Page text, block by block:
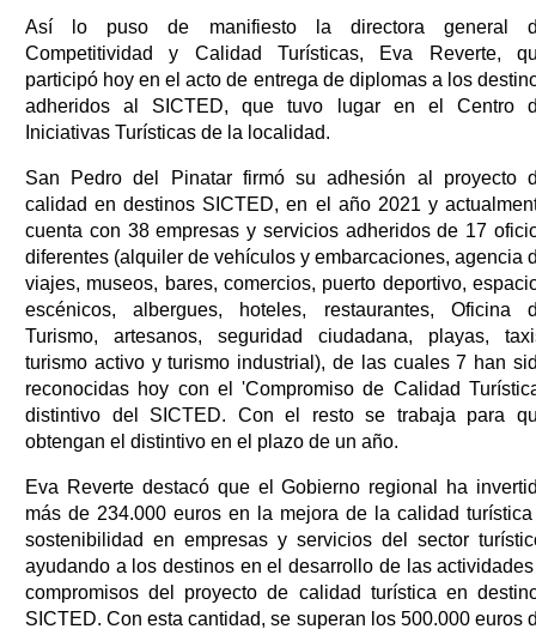
Así lo puso de manifiesto la directora general
Competitividad y Calidad Turísticas, Eva Reverte,
participó hoy en el acto de entrega de diplomas a los
adheridos al SICTED, que tuvo lugar en el Centro
Iniciativas Turísticas de la localidad.
San Pedro del Pinatar firmó su adhesión al proyecto
calidad en destinos SICTED, en el año 2021 y
cuenta con 38 empresas y servicios adheridos de 17
diferentes (alquiler de vehículos y embarcaciones, agencia
viajes, museos, bares, comercios, puerto deportivo,
escénicos, albergues, hoteles, restaurantes, Oficina
Turismo, artesanos, seguridad ciudadana, playas,
turismo activo y turismo industrial), de las cuales 7 han
reconocidas hoy con el 'Compromiso de Calidad
distintivo del SICTED. Con el resto se trabaja para
obtengan el distintivo en el plazo de un año.
Eva Reverte destacó que el Gobierno regional ha
más de 234.000 euros en la mejora de la calidad
sostenibilidad en empresas y servicios del sector
ayudando a los destinos en el desarrollo de las
compromisos del proyecto de calidad turística en
SICTED. Con esta cantidad, se superan los 500.000 euros